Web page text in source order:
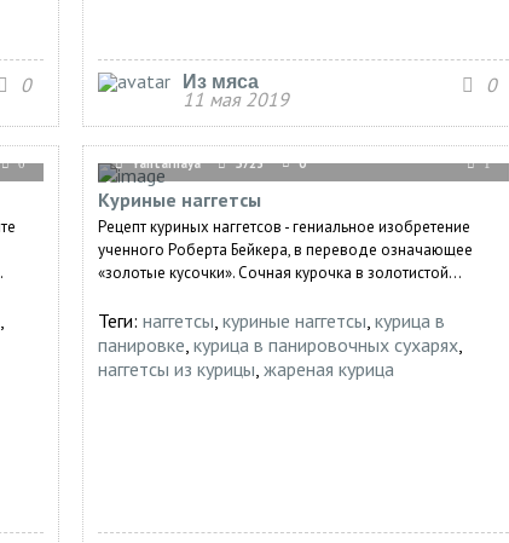
0 Из мяса
11 мая 2019
0
0
,
Yantarnaya 5723 0 1
Куриные наггетсы
Рецепт куриных наггетсов - гениальное изобретение
ученного Роберта Бейкера, в переводе означающее
«золотые кусочки». Сочная курочка в золотистой...
Теги: наггетсы, куриные наггетсы, курица в
панировке, курица в панировочных сухарях,
наггетсы из курицы, жареная курица